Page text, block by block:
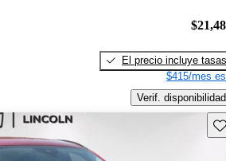
El precio incluye tasas
$415/mes
Verif. disponibilidad